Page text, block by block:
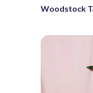
Woodstock